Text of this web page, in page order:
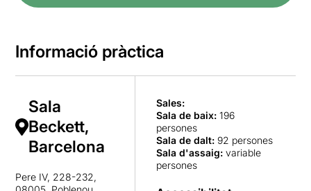
Informació pràctica
Sala
Beckett,
Barcelona
Pere IV, 228-232,
Sales:
Sala de baix:196
persones
Sala de dalt:92 persones
Sala d'assaig:variable
persones